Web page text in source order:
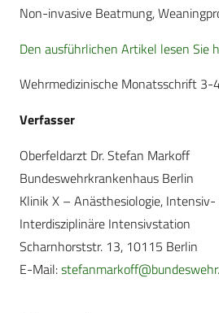
Non-invasive Beatmung,
Den ausführlichen Artikel lesen Sie
Wehrmedizinische Monatsschrift 3-
Verfasser
Oberfeldarzt Dr. Stefan Markoff
Bundeswehrkrankenhaus Berlin
Klinik X – Anästhesiologie,
Interdisziplinäre Intensivstation
Scharnhorststr. 13, 10115 Berlin
E-Mail: